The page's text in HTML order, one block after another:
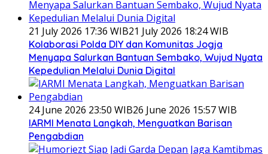
21 July 2026 17:36 WIB21 July 2026 18:24 WIB
Kolaborasi Polda DIY dan Komunitas Jogja
Menyapa Salurkan Bantuan Sembako, Wujud Nyata
Kepedulian Melalui Dunia Digital
24 June 2026 23:50 WIB26 June 2026 15:57 WIB
IARMI Menata Langkah, Menguatkan Barisan
Pengabdian